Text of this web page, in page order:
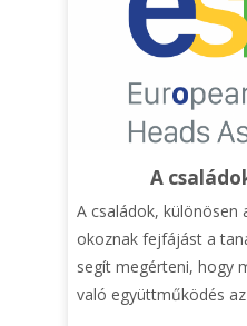
A
A családok, különösen
okoznak fejfájást a
segít megérteni, hogy
való együttműködés